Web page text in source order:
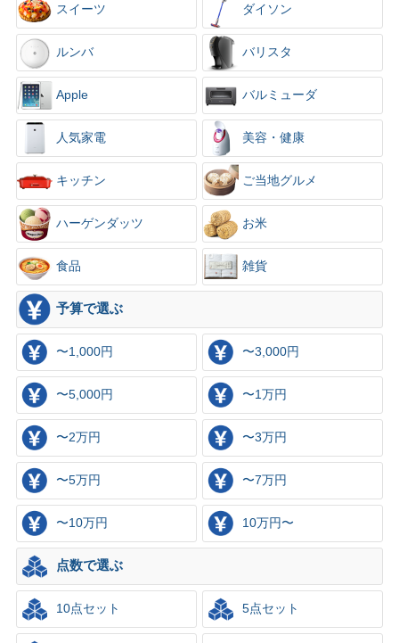
スイーツ ダイソン
ルンバ バリスタ
Apple バルミューダ
人気家電 美容・健康
キッチン ご当地グルメ
ハーゲンダッツ お米
食品 雑貨
予算で選ぶ
〜1,000円 〜3,000円
〜5,000円 〜1万円
〜2万円 〜3万円
〜5万円 〜7万円
〜10万円 10万円〜
点数で選ぶ
10点セット 5点セット